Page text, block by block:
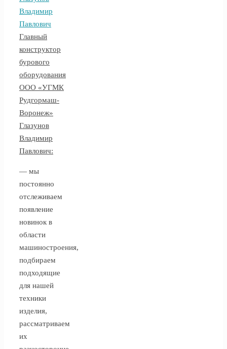
Главный
конструктор
бурового
оборудования
ООО «УГМК
Рудгормаш-
Воронеж»
Глазунов
Владимир
Павлович:
— мы
постоянно
отслеживаем
появление
новинок в
области
машиностроения,
подбираем
подходящие
для нашей
техники
изделия,
рассматриваем
их